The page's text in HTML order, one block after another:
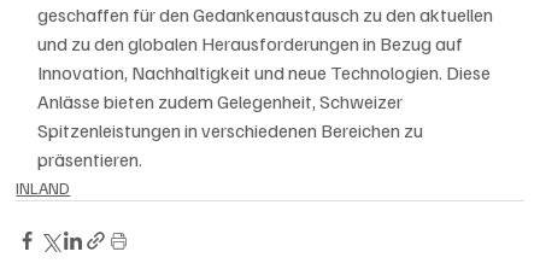
geschaffen für den Gedankenaustausch zu den aktuellen
und zu den globalen Herausforderungen in Bezug auf
Innovation, Nachhaltigkeit und neue Technologien. Diese
Anlässe bieten zudem Gelegenheit, Schweizer
Spitzenleistungen in verschiedenen Bereichen zu
präsentieren.
INLAND